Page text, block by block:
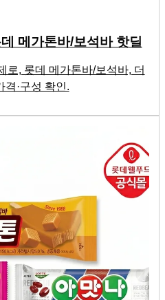
메가톤바/보석바 핫딜
로, 롯데 메가톤바/보석바, 더
격·구성 확인.